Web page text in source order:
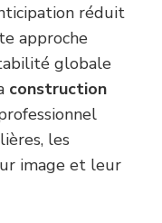
réduit
approche
globale
construction
les
image et leur